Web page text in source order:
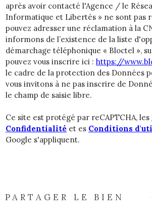
après avoir contacté l'Agence / le
Informatique et Libertés » ne sont pas
pouvez adresser une réclamation à la
informons de l’existence de la liste
démarchage téléphonique « Bloctel »,
pouvez vous inscrire ici : https://
le cadre de la protection des Données
vous invitons à ne pas inscrire de
le champ de saisie libre.
Ce site est protégé par reCAPTCHA, les
Confidentialité et es Conditions
Google s'appliquent.
PARTAGER LE BIEN